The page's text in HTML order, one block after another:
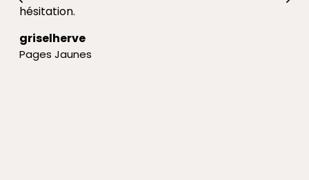
hésitation.
griselherve
Pages Jaunes